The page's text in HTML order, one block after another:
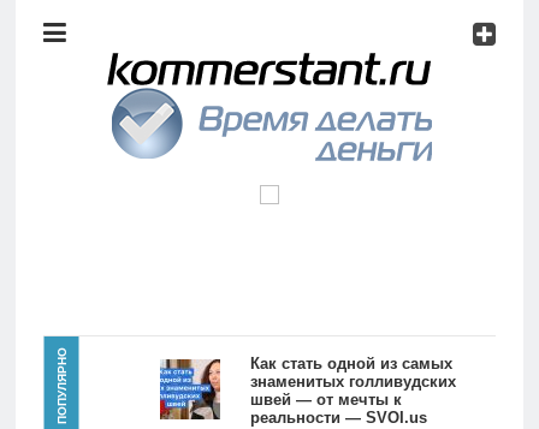
анализ
Видео
Главная
Новости
ПОПУЛЯРНО
Как стать одной из самых
знаменитых голливудских
швей — от мечты к
реальности — SVOI.us